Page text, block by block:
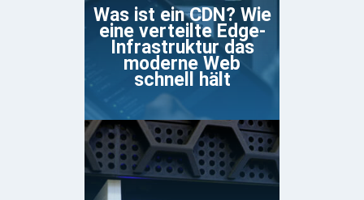
Was ist ein CDN? Wie
eine verteilte Edge-
Infrastruktur das
moderne Web
schnell hält